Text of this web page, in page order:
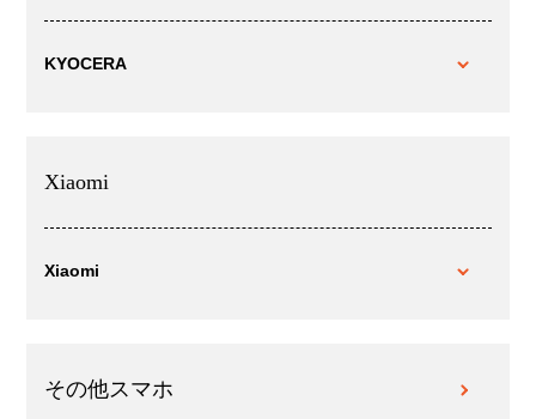
KYOCERA
Xiaomi
Xiaomi
その他スマホ